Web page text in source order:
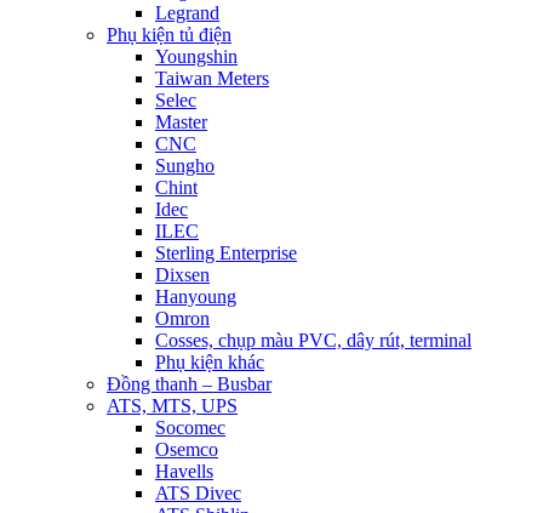
Legrand
Phụ kiện tủ điện
Youngshin
Taiwan Meters
Selec
Master
CNC
Sungho
Chint
Idec
ILEC
Sterling Enterprise
Dixsen
Hanyoung
Omron
Cosses, chụp màu PVC, dây rút, terminal
Phụ kiện khác
Đồng thanh – Busbar
ATS, MTS, UPS
Socomec
Osemco
Havells
ATS Divec